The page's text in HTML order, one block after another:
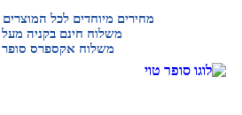
מחירים מיוחדים לכל
משלוח חינם בקניה מעל 349 ₪
משלוח אקספרס סופר